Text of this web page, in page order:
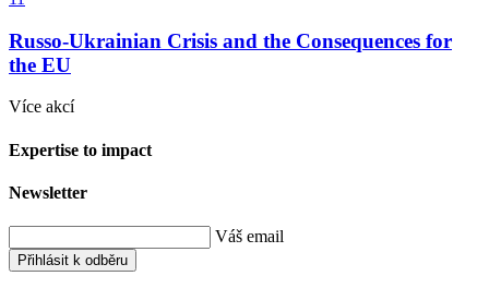
Russo-Ukrainian Crisis and the Consequences for
the EU
Více akcí
Expertise to impact
Newsletter
Váš email
Přihlásit k odběru